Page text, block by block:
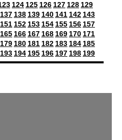
124 125 126 127 128 129
137 138 139 140 141 142 143
151 152 153 154 155 156 157
165 166 167 168 169 170 171
179 180 181 182 183 184 185
193 194 195 196 197 198 199